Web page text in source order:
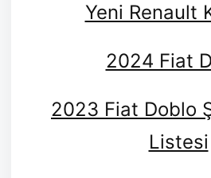
Yeni Renault
2024 Fiat
2023 Fiat Doblo
Listesi